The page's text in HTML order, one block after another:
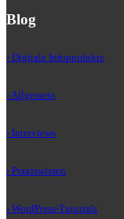
Blog
› Digitale Infoprodukte
› Allgemein
› Interviews
› Praxiswissen
› WordPress-Tutorials